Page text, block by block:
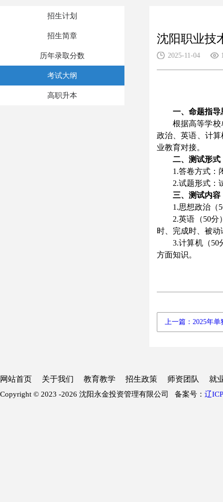
招生计划
招生简章
历年录取分数
考试大纲
高职升本
沈阳职业技
2025-11-04
一、命题指导
根据高等学
政治、英语、计算
业教育对接。
二、 测试形式
1.答卷方式：
2.试题形式：
三、测试内容
1.思想政治（
2.英语（50
时、完成时、被
3.计算机（50
方面知识。
上一篇：2025年
网站首页 关于我们 教育教学 招生政策 师资团队 就
Copyright © 2023 -2026 沈阳永金投资管理有限公司 备案号： 辽